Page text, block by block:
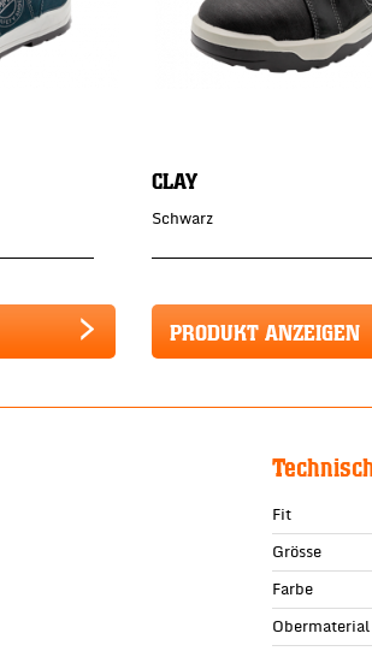
CLAY
Schwarz
PRODUKT ANZEIGEN
Fit
Grösse
Farbe
Obermaterial